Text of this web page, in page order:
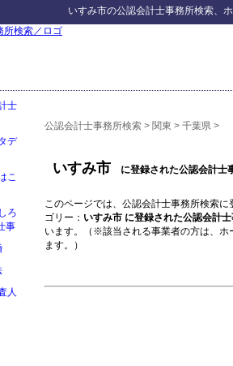
いすみ市の公認会計士事務所検索、
公認会計士事務所検索 > 関東 > 千葉県 >
いすみ市 に登録された公認会計士
このページでは、公認会計士事務所検索
ゴリー： いすみ市 に登録された公認会計
います。（※該当される事業者の方は、
ます。）